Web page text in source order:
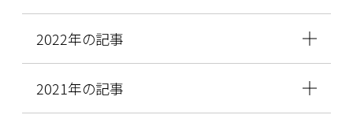
2022年の記事
2021年の記事